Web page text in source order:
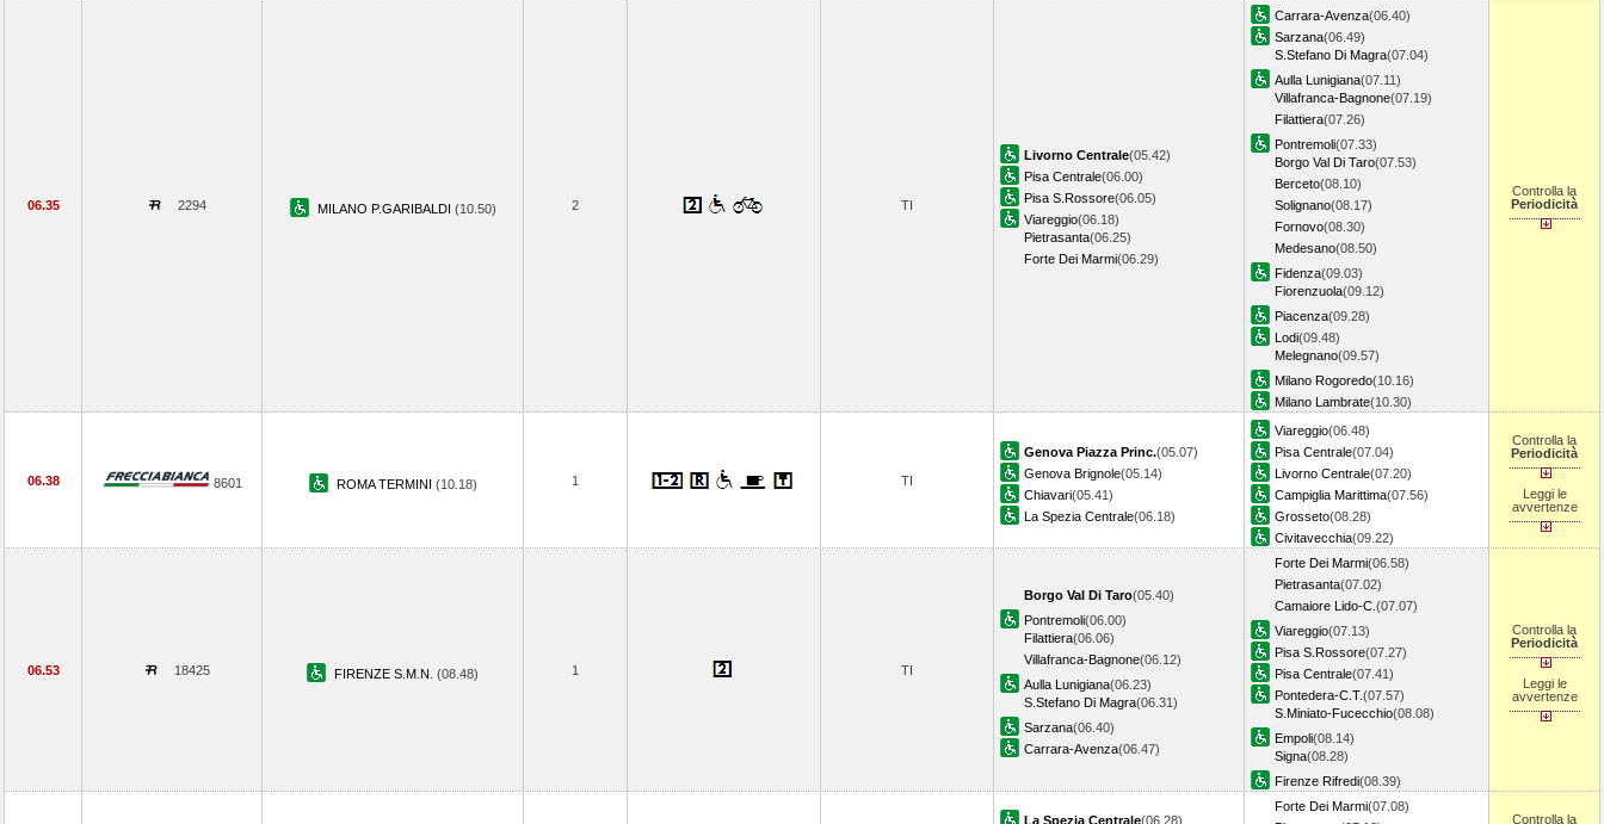
06.35 2294 MILANO P.GARIBALDI (10.50) 2 TI
Livorno Centrale(05.42)
Pisa Centrale(06.00)
Pisa S.Rossore(06.05)
Viareggio(06.18)
Pietrasanta(06.25)
Forte Dei Marmi(06.29)
Carrara-Avenza(06.40)
Sarzana(06.49)
S.Stefano Di Magra(07.04)
Aulla Lunigiana(07.11)
Villafranca-Bagnone(07.19)
Filattiera(07.26)
Pontremoli(07.33)
Borgo Val Di Taro(07.53)
Berceto(08.10)
Solignano(08.17)
Fornovo(08.30)
Medesano(08.50)
Fidenza(09.03)
Fiorenzuola(09.12)
Piacenza(09.28)
Lodi(09.48)
Melegnano(09.57)
Milano Rogoredo(10.16)
Milano Lambrate(10.30)
Controlla la
Periodicità
06.38 8601 ROMA TERMINI (10.18) 1 TI
Genova Piazza Princ.(05.07)
Genova Brignole(05.14)
Chiavari(05.41)
La Spezia Centrale(06.18)
Viareggio(06.48)
Pisa Centrale(07.04)
Livorno Centrale(07.20)
Campiglia Marittima(07.56)
Grosseto(08.28)
Civitavecchia(09.22)
Controlla la
Periodicità
Leggi le
avvertenze
06.53 18425 FIRENZE S.M.N. (08.48) 1 TI
Borgo Val Di Taro(05.40)
Pontremoli(06.00)
Filattiera(06.06)
Villafranca-Bagnone(06.12)
Aulla Lunigiana(06.23)
S.Stefano Di Magra(06.31)
Sarzana(06.40)
Carrara-Avenza(06.47)
Forte Dei Marmi(06.58)
Pietrasanta(07.02)
Camaiore Lido-C. (07.07)
Viareggio(07.13)
Pisa S.Rossore(07.27)
Pisa Centrale(07.41)
Pontedera-C.T.(07.57)
S.Miniato-Fucecchio(08.08)
Empoli(08.14)
Signa(08.28)
Firenze Rifredi(08.39)
Controlla la
Periodicità
Leggi le
avvertenze
La Spezia Centrale(06.28)
Forte Dei Marmi(07.08)
Controlla la